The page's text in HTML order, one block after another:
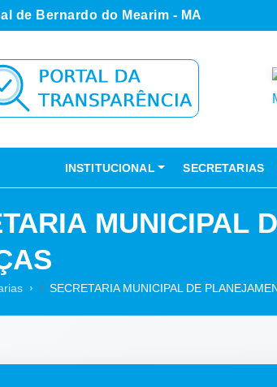
de Bernardo do Mearim - MA
INSTITUCIONAL SECRETARIAS
MUNICIPAL
SECRETARIA MUNICIPAL DE